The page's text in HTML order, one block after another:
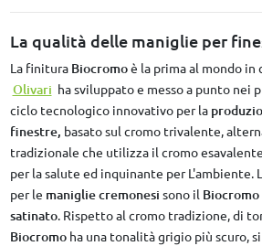
La qualità delle maniglie per
La finitura Biocromoè la prima al mondo in
Olivari ha sviluppato e messo a punto nei
ciclo tecnologico innovativo per la
finestre, basato sul cromo trivalente,
tradizionale che utilizza il cromo
per la salute ed inquinante per
per le maniglie cremonesi sono il
satinato. Rispetto al cromo tradizione, di
Biocromoha una tonalità grigio più scuro,